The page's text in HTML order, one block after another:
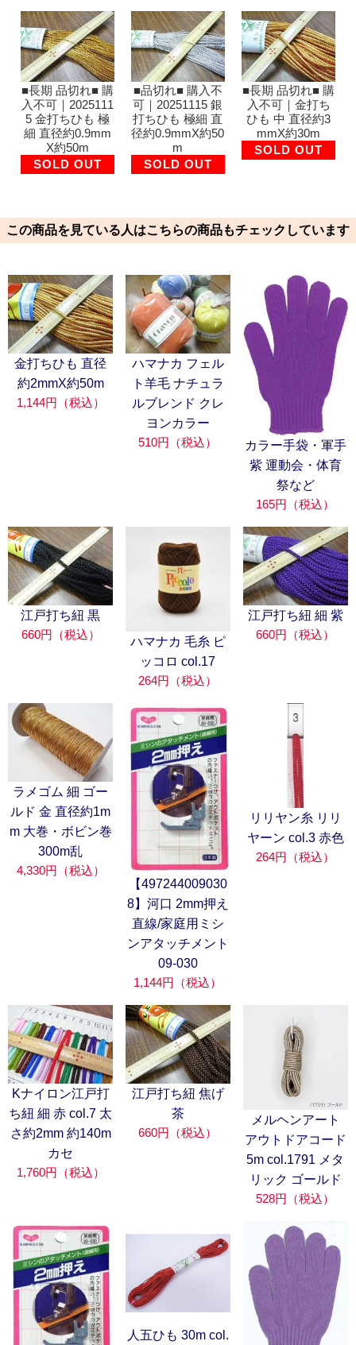
■長期 品切れ■ 購
入不可｜2025111
5 金打ちひも 極
細 直径約0.9mm
X約50m
SOLD OUT
■品切れ■ 購入不
可｜20251115 銀
打ちひも 極細 直
径約0.9mmX約50
m
SOLD OUT
■長期 品切れ■ 購
入不可｜金打ち
ひも 中 直径約3
mmX約30m
SOLD OUT
この商品を見ている人はこちらの商品もチェックしています
金打ちひも 直径
約2mmX約50m
1,144円（税込）
ハマナカ フェル
ト羊毛 ナチュラ
ルブレンド クレ
ヨンカラー
510円（税込）
カラー手袋・軍手
紫 運動会・体育
祭など
165円（税込）
江戸打ち紐 黒
660円（税込）
ハマナカ 毛糸 ピ
ッコロ col.17
264円（税込）
江戸打ち紐 細 紫
660円（税込）
ラメゴム 細 ゴー
ルド 金 直径約1m
m 大巻・ボビン巻
300m乱
4,330円（税込）
【497244009030
8】河口 2mm押え
直線/家庭用ミシ
ンアタッチメント
09-030
1,144円（税込）
リリヤン糸 リリ
ヤーン col.3 赤色
264円（税込）
Kナイロン江戸打
ち紐 細 赤 col.7 太
さ約2mm 約140m
カセ
1,760円（税込）
江戸打ち紐 焦げ
茶
660円（税込）
メルヘンアート
アウトドアコード
5m col.1791 メタ
リック ゴールド
528円（税込）
人五ひも 30m col.